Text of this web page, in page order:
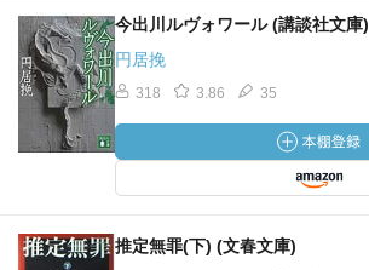
今出川ルヴォワール (講談社文庫)
円居挽
318 3.86 35
推定無罪(下) (文春文庫)